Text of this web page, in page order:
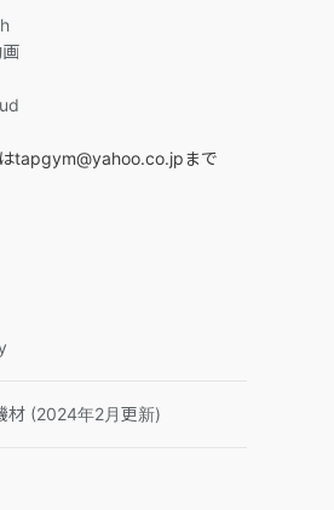
tapgym@yahoo.co.jpまで
材 (2024年2月更新)